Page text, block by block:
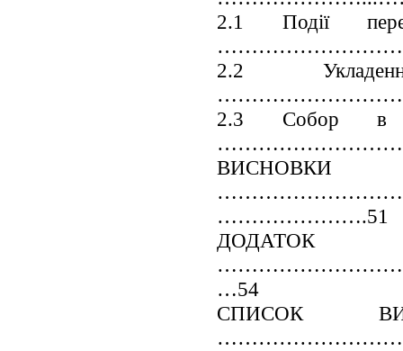
2.1 Події
2.2
2.3 Собор в
ВИСНОВКИ
………………….51
ДОДАТОК
…54
СПИСОК